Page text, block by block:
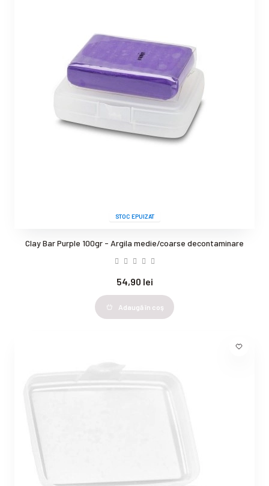
STOC EPUIZAT
Clay Bar Purple 100gr - Argila medie/coarse decontaminare
54,90 lei
Adaugă în coş